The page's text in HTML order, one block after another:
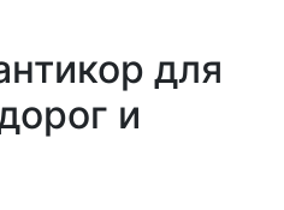
для
и